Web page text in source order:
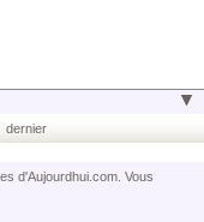
d'Aujourdhui.com. Vous